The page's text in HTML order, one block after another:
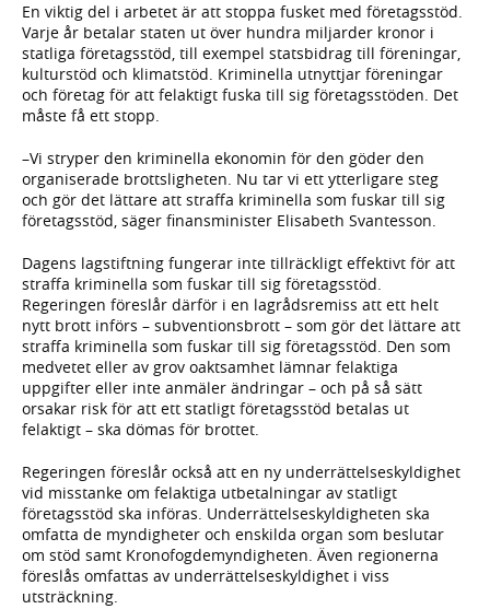
En viktig del i arbetet är att stoppa fusket med företagsstöd.
Varje år betalar staten ut över hundra miljarder kronor i
statliga företagsstöd, till exempel statsbidrag till föreningar,
kulturstöd och klimatstöd. Kriminella utnyttjar föreningar
och företag för att felaktigt fuska till sig företagsstöden. Det
måste få ett stopp.
–Vi stryper den kriminella ekonomin för den göder den
organiserade brottsligheten. Nu tar vi ett ytterligare steg
och gör det lättare att straffa kriminella som fuskar till sig
företagsstöd, säger finansminister Elisabeth Svantesson.
Dagens lagstiftning fungerar inte tillräckligt effektivt för att
straffa kriminella som fuskar till sig företagsstöd.
Regeringen föreslår därför i en lagrådsremiss att ett helt
nytt brott införs – subventionsbrott – som gör det lättare att
straffa kriminella som fuskar till sig företagsstöd. Den som
medvetet eller av grov oaktsamhet lämnar felaktiga
uppgifter eller inte anmäler ändringar – och på så sätt
orsakar risk för att ett statligt företagsstöd betalas ut
felaktigt – ska dömas för brottet.
Regeringen föreslår också att en ny underrättelseskyldighet
vid misstanke om felaktiga utbetalningar av statligt
företagsstöd ska införas. Underrättelseskyldigheten ska
omfatta de myndigheter och enskilda organ som beslutar
om stöd samt Kronofogdemyndigheten. Även regionerna
föreslås omfattas av underrättelseskyldighet i viss
utsträckning.